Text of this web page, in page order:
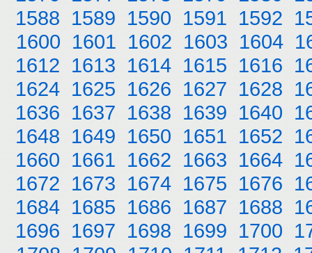
1588 1589 1590 1591 1592
1600 1601 1602 1603 1604
1612 1613 1614 1615 1616
1624 1625 1626 1627 1628
1636 1637 1638 1639 1640
1648 1649 1650 1651 1652
1660 1661 1662 1663 1664
1672 1673 1674 1675 1676
1684 1685 1686 1687 1688
1696 1697 1698 1699 1700